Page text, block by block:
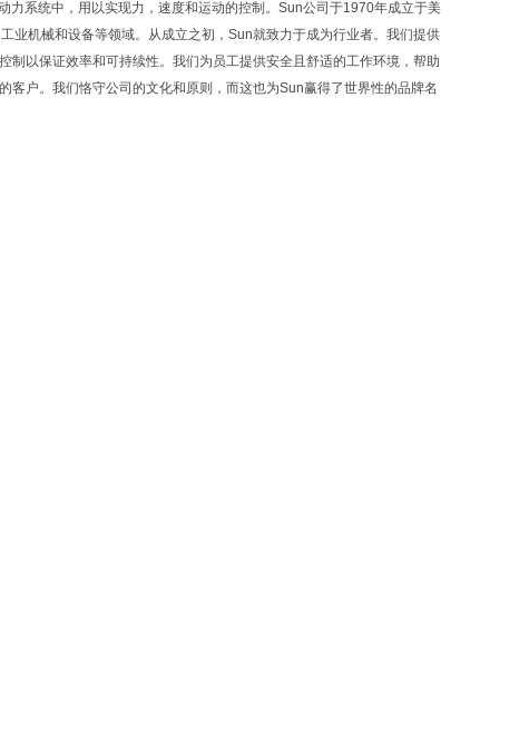
系统中，用以实现力，速度和运动的控制。Sun公司于1970年成立于美
业机械和设备等领域。从成立之初，Sun就致力于成为行业者。我们提供
以保证效率和可持续性。我们为员工提供安全且舒适的工作环境，帮助
户。我们恪守公司的文化和原则，而这也为Sun赢得了世界性的品牌名